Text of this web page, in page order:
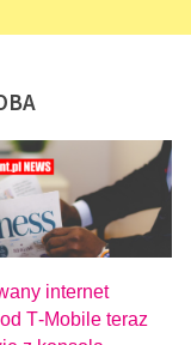
internet
T‑Mobile teraz